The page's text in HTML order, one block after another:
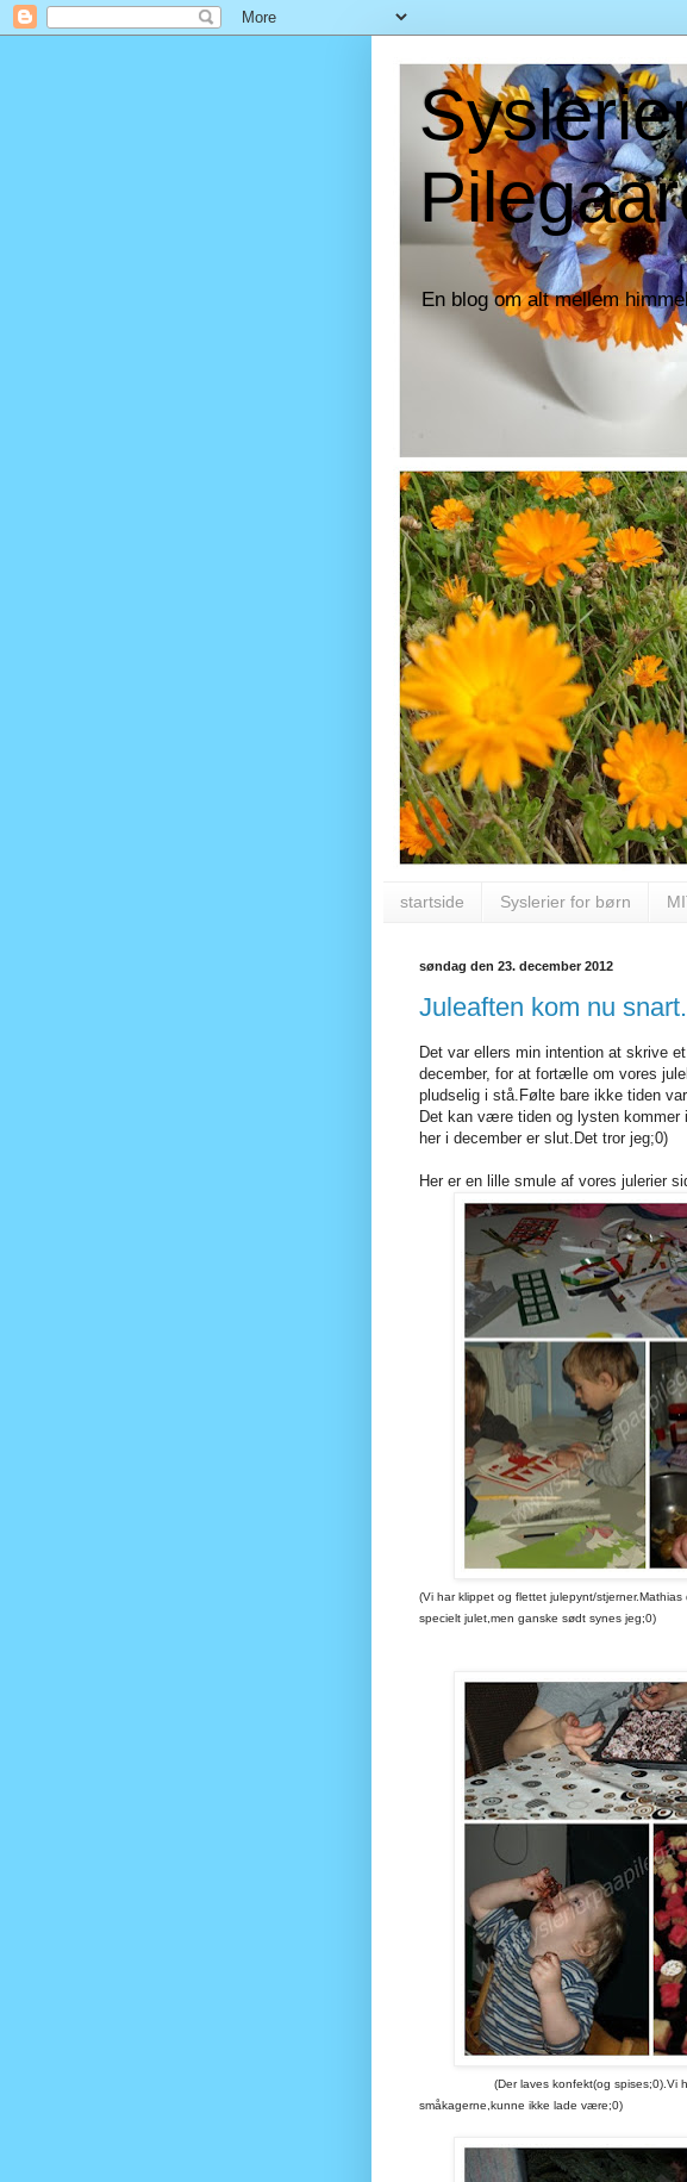
En blog om alt mellem
startside Syslerier for børn
søndag den 23. december 2012
Juleaften kom nu
Det var ellers min intention at skrive
december, for at fortælle om vores
pludselig i stå.Følte bare ikke tiden
Det kan være tiden og lysten kommer
her i december er slut.Det tror jeg;0)
Her er en lille smule af vores julerier
(Vi har klippet og flettet julepynt/
specielt julet,men ganske sødt synes jeg;0)
(Der laves konfekt(og spises;0).Vi har
småkagerne,kunne ikke lade være;0)